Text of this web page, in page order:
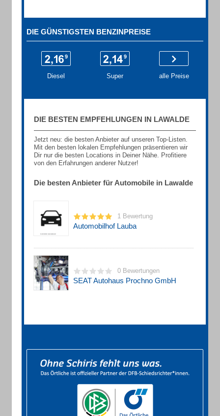
DIE GÜNSTIGSTEN BENZINPREISE
Diesel Super alle Preise
DIE BESTEN EMPFEHLUNGEN IN LAWALDE
Jetzt neu: die besten Anbieter auf unseren Top-Listen.
Mit den besten lokalen Empfehlungen präsentieren wir
Dir nur die besten Locations in Deiner Nähe. Profitiere
von den Erfahrungen anderer Nutzer!
Die besten Anbieter für Automobile in Lawalde
1 Bewertung
Automobilhof Lauba
0 Bewertungen
SEAT Autohaus Prochno GmbH